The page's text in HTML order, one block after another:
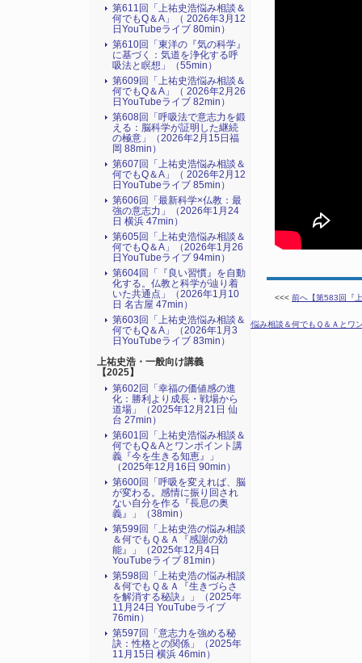
<<< 前へ【第583回『
次へ【第585回「上祐史浩の悩み相談＆何でもＱ＆Ａと
第611回「上祐史浩悩み相談＆
何でもQ＆A」（ 2026年3月12
日YouTubeライブ 80min）
第610回「東洋の『気の科学』
に基づく：気道を浄化する呼
吸法と瞑想」（55min）
第609回「上祐史浩悩み相談＆
何でもQ＆A」（ 2026年2月26
日YouTubeライブ 82min）
第608回「呼吸法で意志力を鍛
える：脳科学が証明した継続
の極意」（2026年2月15日福
岡 88min）
第607回「上祐史浩悩み相談＆
何でもQ＆A」（ 2026年2月12
日YouTubeライブ 85min）
第606回「最新科学×仏教：最
強の意志力」（2026年1月24
日 横浜 47min）
第605回「上祐史浩悩み相談＆
何でもQ＆A」（2026年1月26
日YouTubeライブ 94min）
第604回「『良い習慣』を自動
化する。仏教と科学が辿り着
いた共通点」（2026年1月10
日 名古屋 47min）
第603回「上祐史浩悩み相談＆
何でもQ＆A」（2026年1月3
日YouTubeライブ 83min）
上祐史浩・一般向け講義
【2025】
第602回「幸福の価値感の進
化：勝利より成長・戦場から
道場」（2025年12月21日 仙
台 27min）
第601回「上祐史浩悩み相談＆
何でもQ＆Aとワンポイント講
義『今を生きる知恵』」
（2025年12月16日 90min）
第600回「呼吸を変えれば、脳
が変わる。感情に振り回され
ない自分を作る『長息の奥
義』」（38min）
第599回「上祐史浩の悩み相談
＆何でもＱ＆Ａ『感謝の効
能』」（2025年12月4日
YouTubeライブ 81min）
第598回「上祐史浩の悩み相談
＆何でもＱ＆Ａ『生きづらさ
を解消する秘訣』​」（2025年
11月24日 YouTubeライブ
76min）
第597回「意志力を強める秘
訣：性格との関係」（2025年
11月15日 横浜 46min）